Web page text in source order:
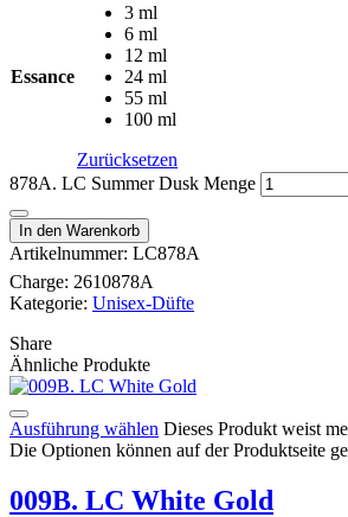
Essance
3 ml
6 ml
12 ml
24 ml
55 ml
100 ml
Zurücksetzen
878A. LC Summer Dusk Menge
In den Warenkorb
Artikelnummer: LC878A
Charge: 2610878A
Kategorie: Unisex-Düfte
Share
Ähnliche Produkte
Ausführung wählen Dieses Produkt weist
Die Optionen können auf der Produktseite
009B. LC White Gold